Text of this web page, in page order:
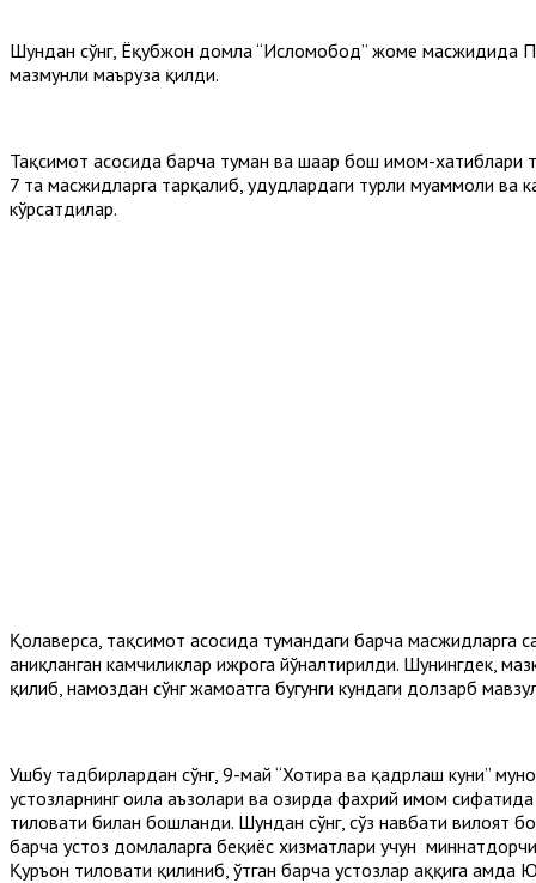
Шундан сўнг, Ёқубжон домла “Исломобод” жоме масжидида
мазмунли маъруза қилди.
Тақсимот асосида барча туман ва шаҳар бош имом-хатиблари
7 та масжидларга тарқалиб, ҳудудлардаги турли муаммоли ва
кўрсатдилар.
Қолаверса, тақсимот асосида тумандаги барча масжидларга
аниқланган камчиликлар ижрога йўналтирилди. Шунингдек,
қилиб, намоздан сўнг жамоатга бугунги кундаги долзарб
Ушбу тадбирлардан сўнг, 9-май “Хотира ва қадрлаш куни”
устозларнинг оила аъзолари ва ҳозирда фахрий имом
тиловати билан бошланди. Шундан сўнг, сўз навбати
барча устоз домлаларга беқиёс хизматлари учун
Қуръон тиловати қилиниб, ўтган барча устозлар ҳаққига